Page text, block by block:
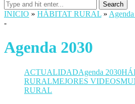
Search
INICIO » HÁBITAT RURAL »
-
Agenda 2030
ACTUALIDADAgenda 2030
RURALMEJORES VIDEOS
RURAL